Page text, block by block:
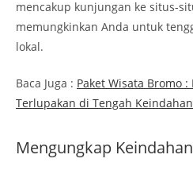
mencakup kunjungan ke situs-
memungkinkan Anda untuk
lokal.
Baca Juga : Paket Wisata Bromo
Terlupakan di Tengah
Mengungkap